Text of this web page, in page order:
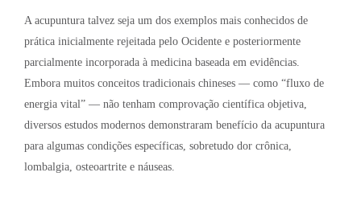
A acupuntura talvez seja um dos exemplos mais conhecidos de
prática inicialmente rejeitada pelo Ocidente e posteriormente
parcialmente incorporada à medicina baseada em evidências.
Embora muitos conceitos tradicionais chineses — como “fluxo de
energia vital” — não tenham comprovação científica objetiva,
diversos estudos modernos demonstraram benefício da acupuntura
para algumas condições específicas, sobretudo dor crônica,
lombalgia, osteoartrite e náuseas.